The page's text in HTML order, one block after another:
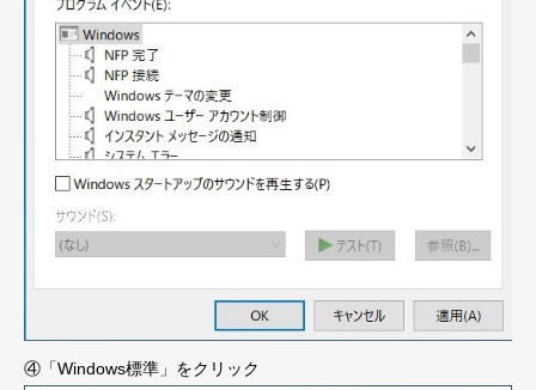
④「Windows標準」をクリック